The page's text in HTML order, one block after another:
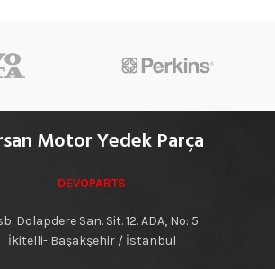
Motor Yedek Parça
DEVOPARTS
Dolapdere San. Sit. 12. ADA, No: 5
İkitelli- Başakşehir / İstanbul